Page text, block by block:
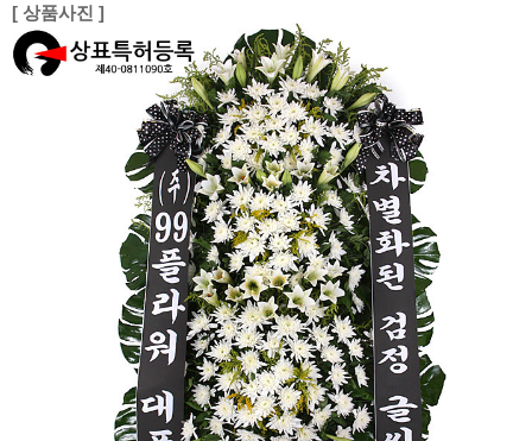
[ 상품사진 ]